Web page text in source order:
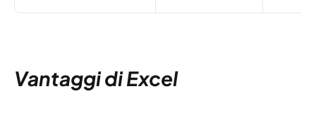
Vantaggi di Excel